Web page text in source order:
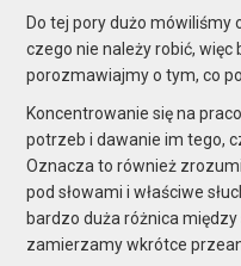
Do tej pory dużo mówiliśmy
czego nie należy robić,
porozmawiajmy o tym, co
Koncentrowanie się na
potrzeb i dawanie im tego,
Oznacza to również
pod słowami i właściwe
bardzo duża różnica między
zamierzamy wkrótce